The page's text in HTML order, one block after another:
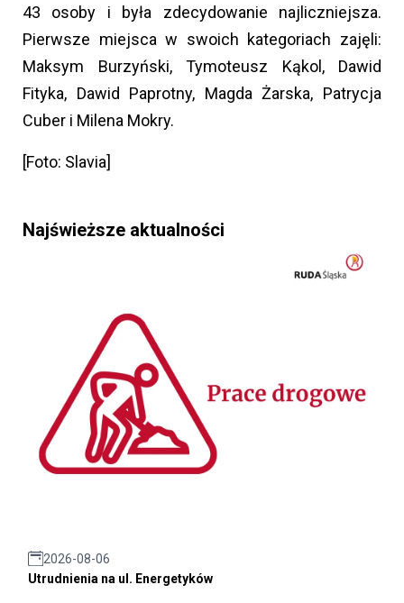
43 osoby i była zdecydowanie najliczniejsza.
Pierwsze miejsca w swoich kategoriach zajęli:
Maksym Burzyński, Tymoteusz Kąkol, Dawid
Fityka, Dawid Paprotny, Magda Żarska, Patrycja
Cuber i Milena Mokry.
[Foto: Slavia]
Najświeższe aktualności
2026-08-06
Utrudnienia na ul. Energetyków